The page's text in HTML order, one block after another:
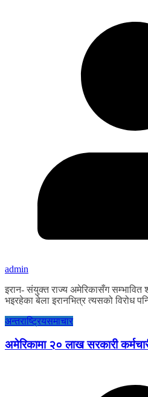
admin
इरान- संयुक्त राज्य अमेरिकासँग सम्भावित
भइरहेका बेला इरानभित्र त्यसको विरोध
अन्तराष्ट्रियसमाचार
अमेरिकामा २० लाख सरकारी